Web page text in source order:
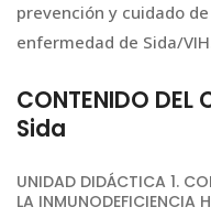
prevención y cuidado
enfermedad de Sida/
CONTENIDO
Sida
UNIDAD DIDÁCTICA 1.
LA INMUNODEFICIENCIA